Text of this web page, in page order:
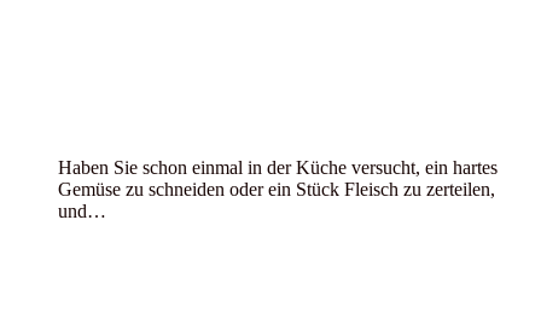
Haben Sie schon einmal in der Küche versucht, ein hartes
Gemüse zu schneiden oder ein Stück Fleisch zu zerteilen,
und…